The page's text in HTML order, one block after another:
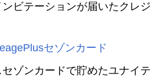
ビテーションが届いたクレジ
セゾンカード
ゾンカードで貯めたユナイテ